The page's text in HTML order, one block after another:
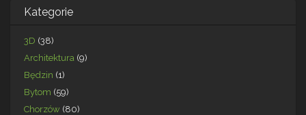
Kategorie
3D (38)
Architektura (9)
Będzin (1)
Bytom (59)
Chorzów (80)